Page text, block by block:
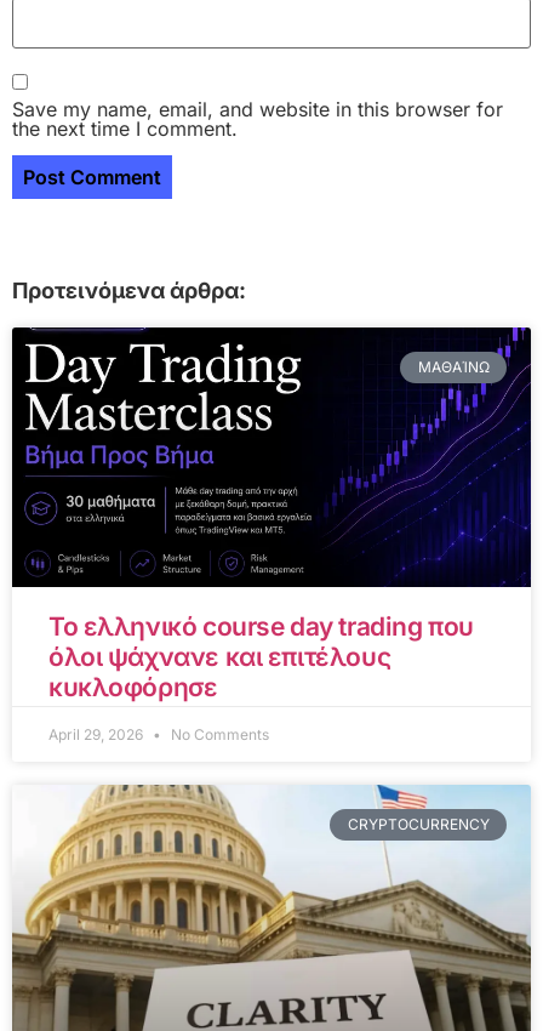
Save my name, email, and website in this browser for
the next time I comment.
Προτεινόμενα άρθρα:
ΜΑΘΑΊΝΩ
Το ελληνικό course day trading που
όλοι ψάχνανε και επιτέλους
κυκλοφόρησε
April 29, 2026 No Comments
CRYPTOCURRENCY